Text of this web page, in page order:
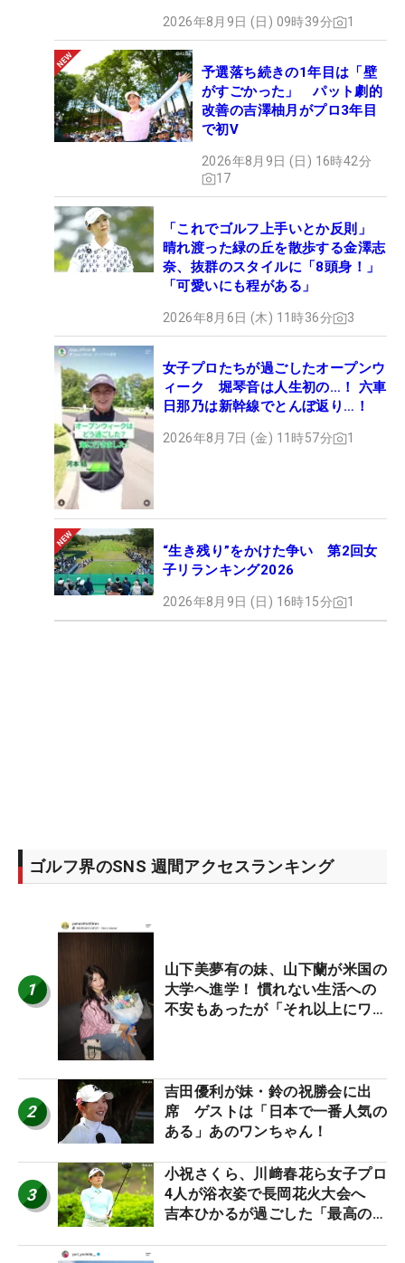
2026年8月9日 (日) 09時39分 1
予選落ち続きの1年目は「壁
がすごかった」 パット劇的
改善の吉澤柚月がプロ3年目
で初V
2026年8月9日 (日) 16時42分
17
「これでゴルフ上手いとか反則」
晴れ渡った緑の丘を散歩する金澤志
奈、抜群のスタイルに「8頭身！」
「可愛いにも程がある」
2026年8月6日 (木) 11時36分 3
女子プロたちが過ごしたオープンウ
ィーク 堀琴音は人生初の…！ 六車
日那乃は新幹線でとんぼ返り…！
2026年8月7日 (金) 11時57分 1
“生き残り”をかけた争い 第2回女
子リランキング2026
2026年8月9日 (日) 16時15分 1
ゴルフ界のSNS 週間アクセスランキング
1
山下美夢有の妹、山下蘭が米国の
大学へ進学！ 慣れない生活への
不安もあったが「それ以上にワク
2
吉田優利が妹・鈴の祝勝会に出
席 ゲストは「日本で一番人気の
ある」あのワンちゃん！
3
小祝さくら、川﨑春花ら女子プロ
4人が浴衣姿で長岡花火大会へ
吉本ひかるが過ごした「最高の夏